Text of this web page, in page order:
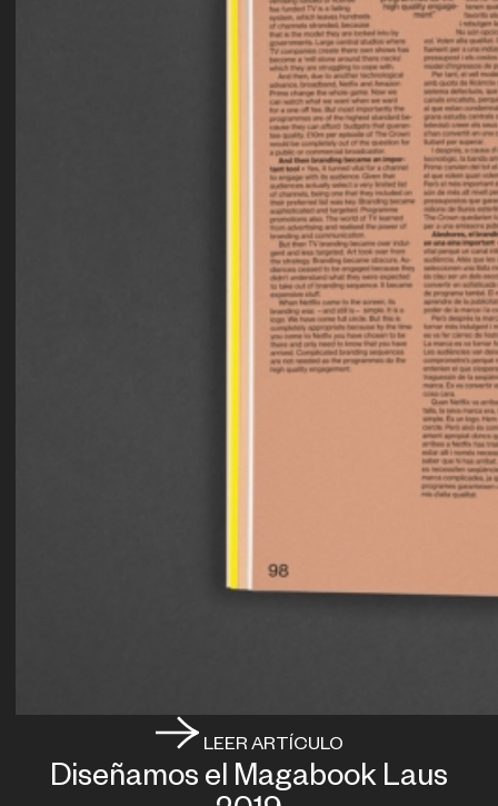
LEER ARTÍCULO
Diseñamos el Magabook Laus